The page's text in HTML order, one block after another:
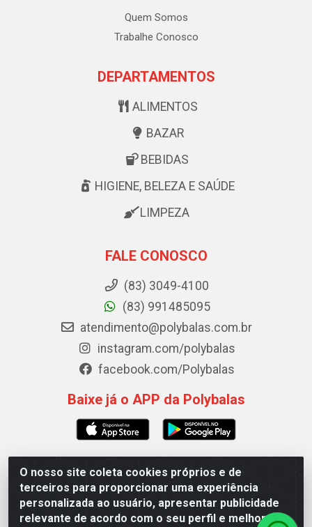
O nosso site coleta cookies próprios e de
terceiros para proporcionar uma experiência
personalizada ao usuário, apresentar publicidade
relevante de acordo com o seu perfil e melhorar a
Quem Somos
Trabalhe Conosco
DEPARTAMENTOS
ALIMENTOS
BAZAR
BEBIDAS
HIGIENE, BELEZA E SAÚDE
LIMPEZA
FALE CONOSCO
(83) 3049-4100
(83) 991485095
atendimento@polybalas.com.br
instagram.com/polybalas
facebook.com/Polybalas
Baixe já o APP da Polybalas
Polybalas - Rua João Miguel de Souza, 173 Galpão B -
Ernesto Geisel, João Pessoa/PB - CEP 58.075-075 - CNPJ
00.909.327/0002-61